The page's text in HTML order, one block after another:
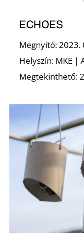
ECHOES
Megnyitó: 2023.
Helyszín: MKE |
Megtekinthető: